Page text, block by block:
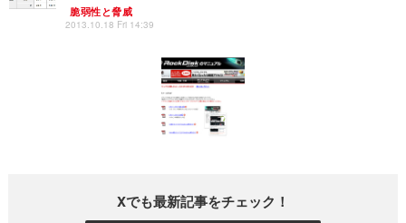
脆弱性と脅威
2013.10.18 Fri 14:39
Xでも最新記事をチェック！